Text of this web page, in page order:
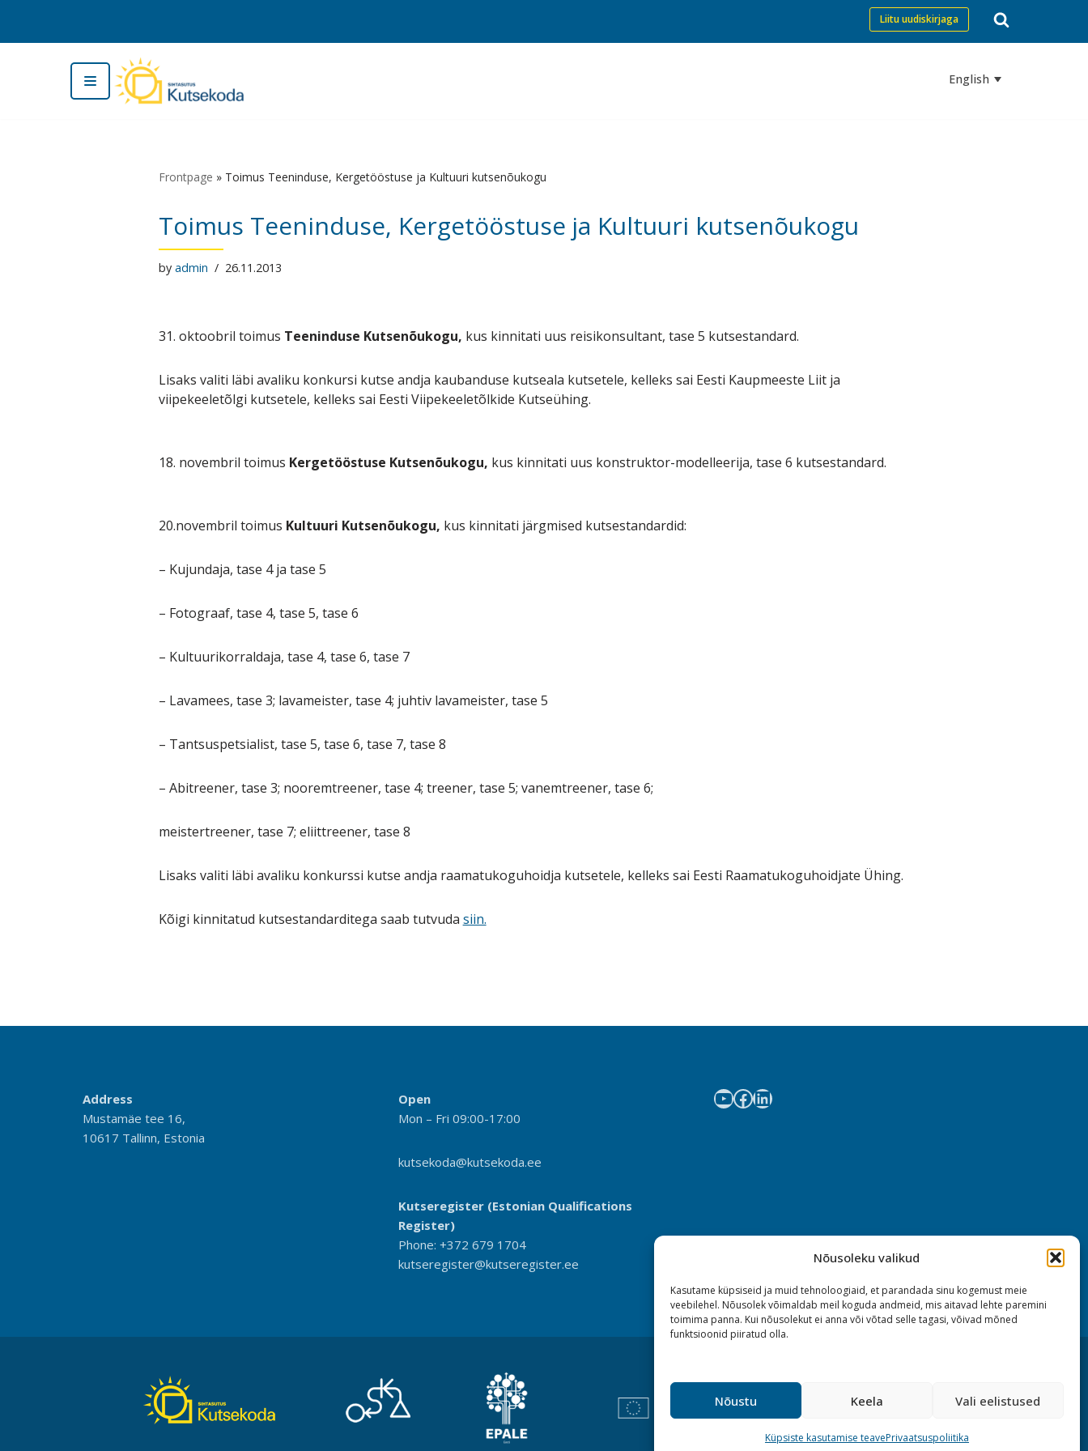
Nõusoleku valikud
Kasutame küpsiseid ja muid tehnoloogiaid, et parandada sinu kogemust meie
veebilehel. Nõusolek võimaldab meil koguda andmeid, mis aitavad lehte paremini
toimima panna. Kui nõusolekut ei anna või võtad selle tagasi, võivad mõned
funktsioonid piiratud olla.
Nõustu Keela Vali eelistused
Küpsiste kasutamise teavePrivaatsuspoliitika
Skip
Liitu uudiskirjaga
English
Frontpage » Toimus Teeninduse, Kergetööstuse ja Kultuuri kutsenõukogu
Toimus Teeninduse, Kergetööstuse ja Kultuuri kutsenõukogu
by admin 26.11.2013
31. oktoobril toimus Teeninduse Kutsenõukogu, kus kinnitati uus reisikonsultant, tase 5 kutsestandard.
Lisaks valiti läbi avaliku konkursi kutse andja kaubanduse kutseala kutsetele, kelleks sai Eesti Kaupmeeste Liit ja
viipekeeletõlgi kutsetele, kelleks sai Eesti Viipekeeletõlkide Kutseühing.
18. novembril toimus Kergetööstuse Kutsenõukogu, kus kinnitati uus konstruktor-modelleerija, tase 6 kutsestandard.
20.novembril toimus Kultuuri Kutsenõukogu, kus kinnitati järgmised kutsestandardid:
– Kujundaja, tase 4 ja tase 5
– Fotograaf, tase 4, tase 5, tase 6
– Kultuurikorraldaja, tase 4, tase 6, tase 7
– Lavamees, tase 3; lavameister, tase 4; juhtiv lavameister, tase 5
– Tantsuspetsialist, tase 5, tase 6, tase 7, tase 8
– Abitreener, tase 3; nooremtreener, tase 4; treener, tase 5; vanemtreener, tase 6;
meistertreener, tase 7; eliittreener, tase 8
Lisaks valiti läbi avaliku konkurssi kutse andja raamatukoguhoidja kutsetele, kelleks sai Eesti Raamatukoguhoidjate Ühing.
Kõigi kinnitatud kutsestandarditega saab tutvuda siin.
Address
Mustamäe tee 16,
10617 Tallinn, Estonia
Open
Mon – Fri 09:00-17:00
kutsekoda@kutsekoda.ee
Kutseregister (Estonian Qualifications
Register)
Phone: +372 679 1704
kutseregister@kutseregister.ee